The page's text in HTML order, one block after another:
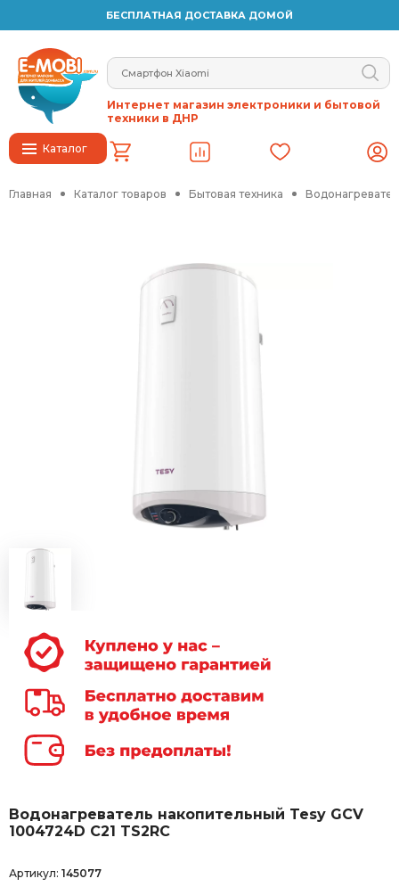
БЕСПЛАТНАЯ ДОСТАВКА ДОМОЙ
Каталог
Интернет магазин электроники и бытовой
техники в ДНР
Главная Каталог товаров Бытовая техника
Водонагреватель накопительный Tesy GCV
1004724D C21 TS2RC
Артикул: 145077